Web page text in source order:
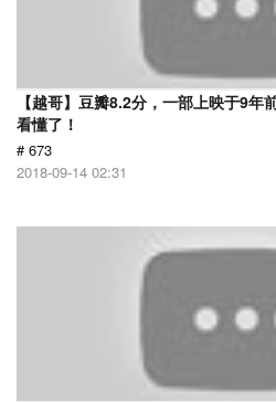
【越哥】豆瓣8.2分，一部上映于9年
看懂了！
# 673
2018-09-14 02:31